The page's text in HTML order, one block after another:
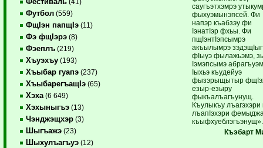
(41)
Футбол (559)
ФщIэн папщIэ (11)
Фэ фщIэрэ (8)
Фэеплъ (219)
Хъуэхъу (193)
Хъыбар гуапэ (237)
ХъыбарегъащIэ (65)
Хэха (6 649)
Хэхыныгъэ (13)
Чэнджэщхэр (3)
Шыгъажэ (23)
Шыхулъагъуэ (12)
саугъэтхэмрэ
фыхуэмынэпсей. Фи
напэр къабзэу фи
IэнатIэр фхьы. Фи
пщIэнтIэпсымрэ
акъылымрэ
фIыуэ фылажьэмэ,
Iэмэпсымэ
Iыхьэ къудейуэ
фызэрыщытыр
езыр-езыру
фыкъалъагъунущ.
Къулыкъу лъагэхэри
лъапIэхэри
къыфхуеблэгъэнущ».
Къэбарт